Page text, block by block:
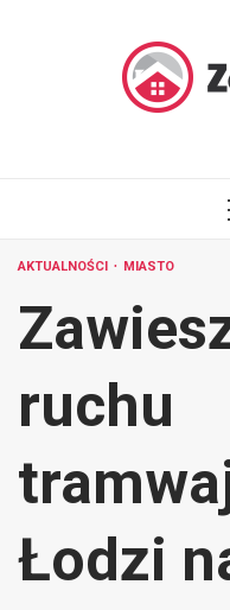
AKTUALNOŚCI MIASTO
ruchu
Łodzi